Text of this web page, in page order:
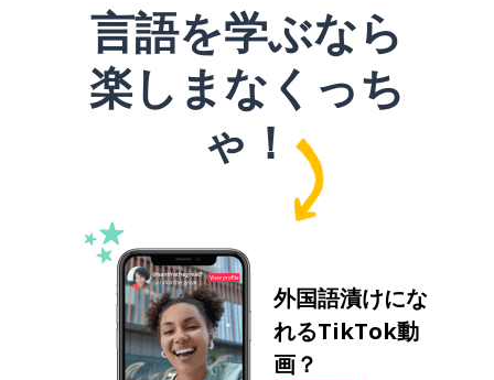
言語を学ぶなら
楽しまなくっち
ゃ！
外国語漬けにな
れるTikTok動
画？